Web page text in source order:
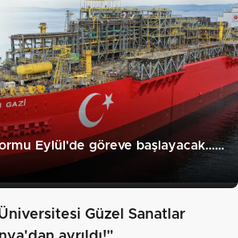
Eylül'de göreve başlayacak...…
Güzel Sanatlar